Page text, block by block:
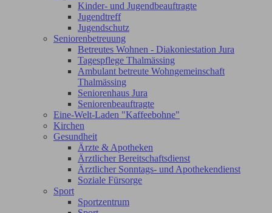
Kinder- und Jugendbeauftragte
Jugendtreff
Jugendschutz
Seniorenbetreuung
Betreutes Wohnen - Diakoniestation Jura
Tagespflege Thalmässing
Ambulant betreute Wohngemeinschaft
Thalmässing
Seniorenhaus Jura
Seniorenbeauftragte
Eine-Welt-Laden "Kaffeebohne"
Kirchen
Gesundheit
Ärzte & Apotheken
Ärztlicher Bereitschaftsdienst
Ärztlicher Sonntags- und Apothekendienst
Soziale Fürsorge
Sport
Sportzentrum